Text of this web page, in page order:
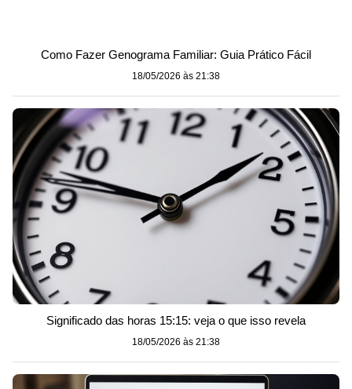
Como Fazer Genograma Familiar: Guia Prático Fácil
18/05/2026 às 21:38
Significado das horas 15:15: veja o que isso revela
18/05/2026 às 21:38